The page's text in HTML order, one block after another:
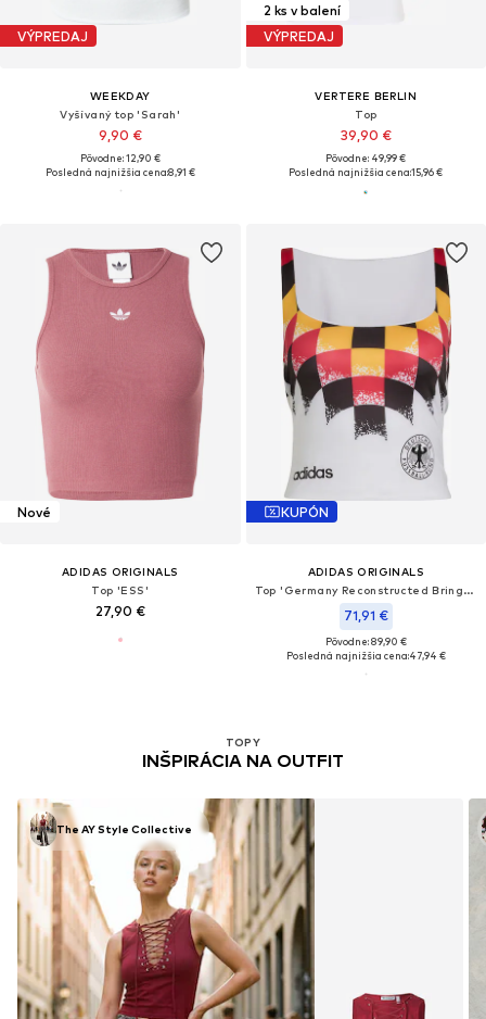
VÝPREDAJ
WEEKDAY
Vyšívaný top 'Sarah'
9,90 €
Pôvodne: 12,90 €
Posledná najnižšia cena:8,91 €
2 ks v balení
VÝPREDAJ
VERTERE BERLIN
Top
39,90 €
Pôvodne: 49,99 €
Posledná najnižšia cena:15,96 €
Nové
ADIDAS ORIGINALS
Top 'ESS'
27,90 €
KUPÓN
ADIDAS ORIGINALS
Top 'Germany Reconstructed Bringback'
71,91 €
Pôvodne: 89,90 €
Posledná najnižšia cena:47,94 €
TOPY
INŠPIRÁCIA NA OUTFIT
The AY Style Collective